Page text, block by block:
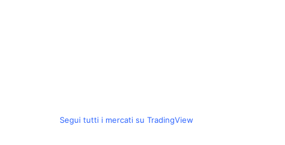
Segui tutti i mercati su TradingView